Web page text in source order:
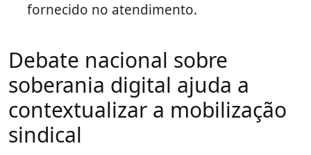
fornecido no atendimento.
Debate nacional sobre
soberania digital ajuda a
contextualizar a mobilização
sindical